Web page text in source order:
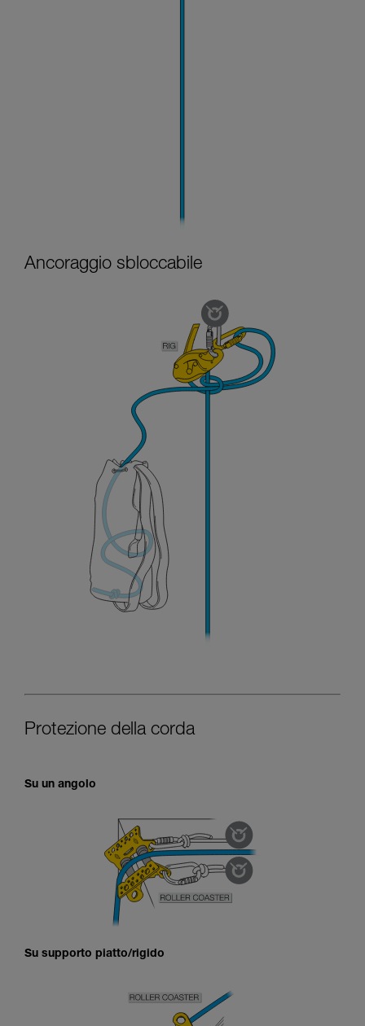
Ancoraggio sbloccabile
Protezione della corda
Su un angolo
Su supporto piatto/rigido